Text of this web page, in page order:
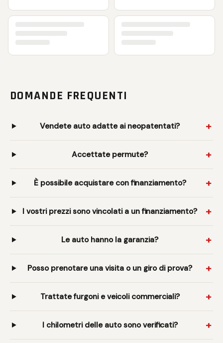
DOMANDE FREQUENTI
Vendete auto adatte ai neopatentati?
Accettate permute?
È possibile acquistare con finanziamento?
I vostri prezzi sono vincolati a un finanziamento?
Le auto hanno la garanzia?
Posso prenotare una visita o un giro di prova?
Trattate furgoni e veicoli commerciali?
I chilometri delle auto sono verificati?